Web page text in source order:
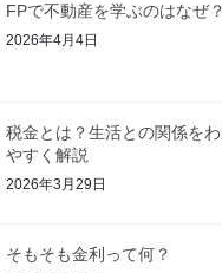
FPで不動産を学ぶのはなぜ？
2026年4月4日
税金とは？生活との関係をわ
やすく解説
2026年3月29日
そもそも金利って何？